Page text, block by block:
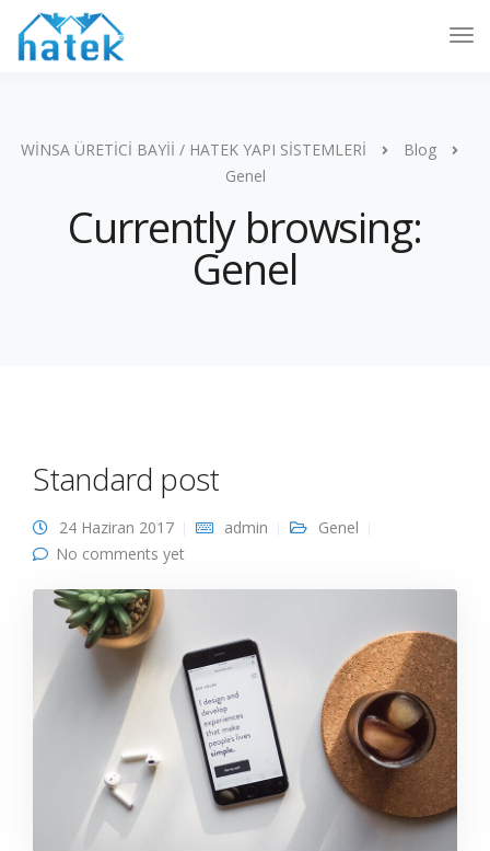
WİNSA ÜRETİCİ BAYİİ / HATEK YAPI SİSTEMLERİ
Blog
Genel
Currently browsing:
Genel
Standard post
24 Haziran 2017 admin
Genel
No comments yet